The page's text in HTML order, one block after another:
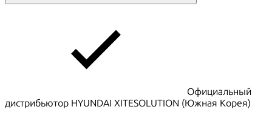
Официальный
дистрибьютор HYUNDAI XITESOLUTION (Южная Корея)